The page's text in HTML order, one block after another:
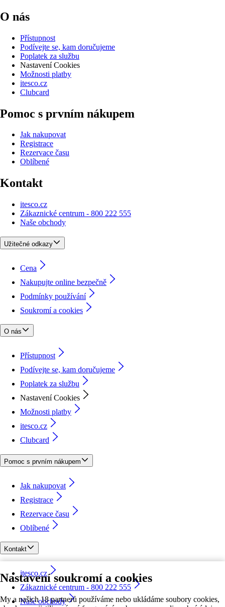
Nastavení soukromí a cookies
My a našich 18 partnerů používáme nebo ukládáme soubory cookies,
O nás
Přístupnost
Podívejte se, kam doručujeme
Poplatek za službu
Nastavení Cookies
Možnosti platby
itesco.cz
Clubcard
Pomoc s prvním nákupem
Jak nakupovat
Registrace
Rezervace času
Oblíbené
Kontakt
itesco.cz
Zákaznické centrum - 800 222 555
Naše obchody
Užitečné odkazy
Cena
Nakupujte online bezpečně
Podmínky používání
Soukromí a cookies
O nás
Přístupnost
Podívejte se, kam doručujeme
Poplatek za službu
Nastavení Cookies
Možnosti platby
itesco.cz
Clubcard
Pomoc s prvním nákupem
Jak nakupovat
Registrace
Rezervace času
Oblíbené
Kontakt
itesco.cz
Zákaznické centrum - 800 222 555
Naše obchody